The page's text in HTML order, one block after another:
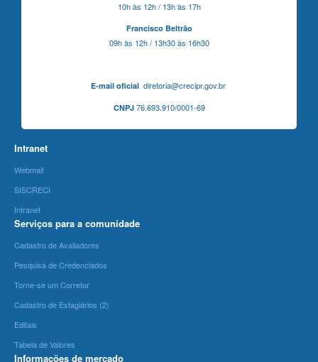
10h às 12h / 13h às 17h
Francisco Beltrão
09h às 12h / 13h30 às 16h30
E-mail oficialdiretoria@crecipr.gov.br
CNPJ76.693.910/0001-69
Intranet
Webmail
SISCRECI
Intranet
Serviços para a comunidade
Cadastro de Avaliadores
Pesquisa de Credenciados
Torne-se um Corretor
Cadastro de Estagiários (2)
Editais
Tabela de Valores
Informações de mercado